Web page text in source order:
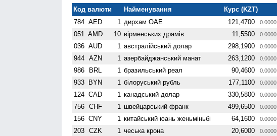
Код валюти Найменування
Курс (KZT)
784 AED 1 дирхам ОАЕ 121,4700 0.0000
051 AMD 10 вiрменських драмів 11,5500 0.0000
036 AUD 1 австралійський долар 298,1900 0.0000
944 AZN 1 азербайджанський манат 263,1200 0.0000
986 BRL 1 бразильський реал 90,4600 0.0000
933 BYN 1 білоруський рубль 177,1100 0.0000
124 CAD 1 канадський долар 330,5800 0.0000
756 CHF 1 швейцарський франк 499,6500 0.0000
156 CNY 1 китайський юань женьмiньбi 64,1600 0.0000
203 CZK 1 чеська крона 20,6000 0.0000